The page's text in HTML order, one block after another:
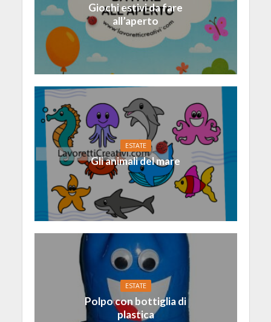
Giochi estivi da fare
all’aperto
ESTATE
Gli animali del mare
ESTATE
Polpo con bottiglia di
plastica